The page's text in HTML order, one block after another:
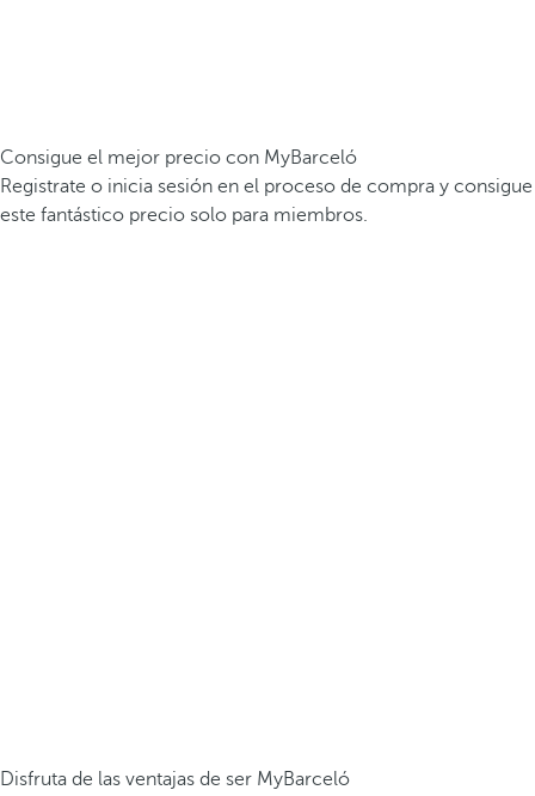
Consigue el mejor precio con MyBarceló
Registrate o inicia sesión en el proceso de compra y consigue
este fantástico precio solo para miembros.
Disfruta de las ventajas de ser MyBarceló